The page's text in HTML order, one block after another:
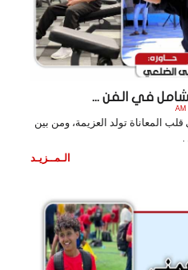
في الفن ...
المعاناة تولد العزيمة، ومن بين
.
الـمــزيـد